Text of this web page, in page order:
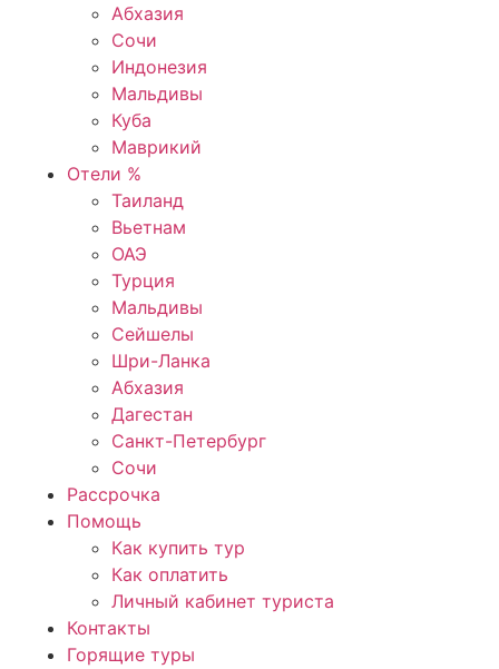
Абхазия
Сочи
Индонезия
Мальдивы
Куба
Маврикий
Отели %
Таиланд
Вьетнам
ОАЭ
Турция
Мальдивы
Сейшелы
Шри-Ланка
Абхазия
Дагестан
Санкт-Петербург
Сочи
Рассрочка
Помощь
Как купить тур
Как оплатить
Личный кабинет туриста
Контакты
Горящие туры